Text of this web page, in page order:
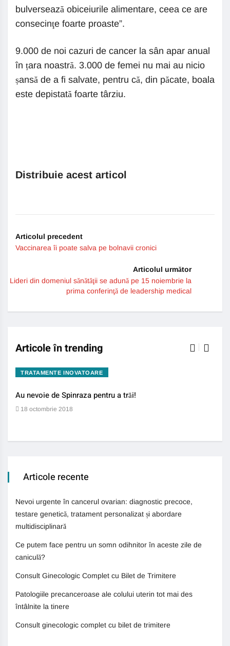
bulversează obiceiurile alimentare, ceea ce are
consecinţe foarte proaste”.
9.000 de noi cazuri de cancer la sân apar anual
în țara noastră. 3.000 de femei nu mai au nicio
șansă de a fi salvate, pentru că, din păcate, boala
este depistată foarte târziu.
Distribuie acest articol
Articolul precedent
Vaccinarea îi poate salva pe bolnavii cronici
Articolul următor
Lideri din domeniul sănătăţii se adună pe 15 noiembrie la
prima conferinţă de leadership medical
Articole în trending
TRATAMENTE INOVATOARE
Au nevoie de Spinraza pentru a trăi!
18 octombrie 2018
Articole recente
Nevoi urgente în cancerul ovarian: diagnostic precoce,
testare genetică, tratament personalizat și abordare
multidisciplinară
Ce putem face pentru un somn odihnitor în aceste zile de
caniculă?
Consult Ginecologic Complet cu Bilet de Trimitere
Patologiile precanceroase ale colului uterin tot mai des
întâlnite la tinere
Consult ginecologic complet cu bilet de trimitere